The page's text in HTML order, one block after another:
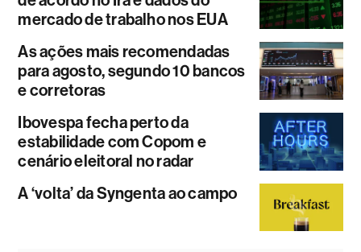
mercado de trabalho nos EUA
As ações mais recomendadas
para agosto, segundo 10 bancos
e corretoras
Ibovespa fecha perto da
estabilidade com Copom e
cenário eleitoral no radar
A ‘volta’ da Syngenta ao campo